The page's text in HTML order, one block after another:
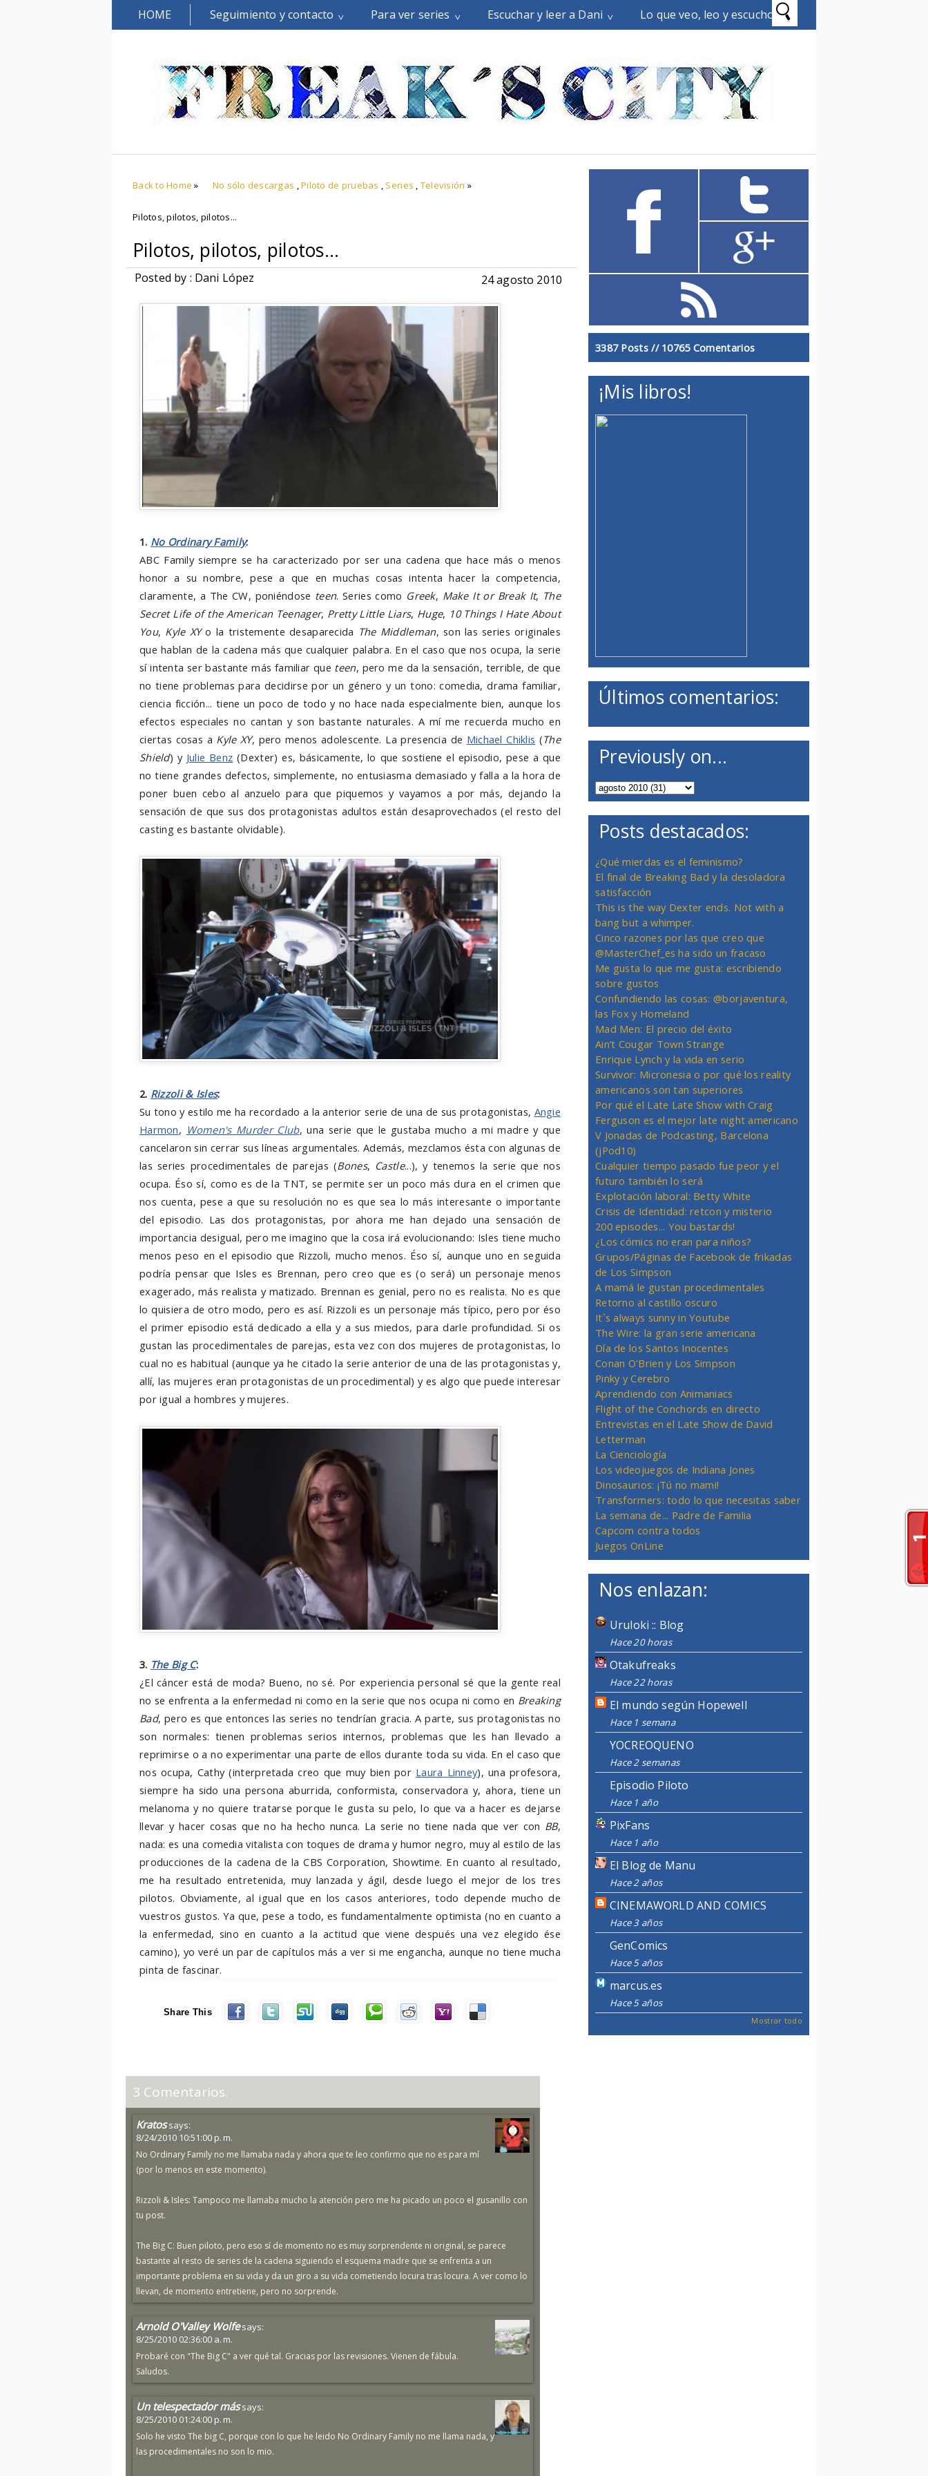
HOME Seguimiento y contacto Para ver series Escuchar y leer a Dani Lo que veo, leo y escucho
Back to Home » No sólo descargas ,Piloto de pruebas , Series ,Televisión »
Pilotos, pilotos, pilotos...
Pilotos, pilotos, pilotos...
Posted by : Dani López 24 agosto 2010
1. No Ordinary Family:
ABC Family siempre se ha caracterizado por ser una cadena que hace más o menos
honor a su nombre, pese a que en muchas cosas intenta hacer la competencia,
claramente, a The CW, poniéndose teen. Series como Greek, Make It or Break It, The
Secret Life of the American Teenager, Pretty Little Liars, Huge, 10 Things I Hate About
You, Kyle XYo la tristemente desaparecida The Middleman, son las series originales
que hablan de la cadena más que cualquier palabra. En el caso que nos ocupa, la serie
sí intenta ser bastante más familiar que teen, pero me da la sensación, terrible, de que
no tiene problemas para decidirse por un género y un tono: comedia, drama familiar,
ciencia ficción... tiene un poco de todo y no hace nada especialmente bien, aunque los
efectos especiales no cantan y son bastante naturales. A mí me recuerda mucho en
ciertas cosas a Kyle XY, pero menos adolescente. La presencia de Michael Chiklis (The
Shield) y Julie Benz (Dexter) es, básicamente, lo que sostiene el episodio, pese a que
no tiene grandes defectos, simplemente, no entusiasma demasiado y falla a la hora de
poner buen cebo al anzuelo para que piquemos y vayamos a por más, dejando la
sensación de que sus dos protagonistas adultos están desaprovechados (el resto del
casting es bastante olvidable).
2. Rizzoli & Isles:
Su tono y estilo me ha recordado a la anterior serie de una de sus protagonistas, Angie
Harmon, Women's Murder Club, una serie que le gustaba mucho a mi madre y que
cancelaron sin cerrar sus líneas argumentales. Además, mezclamos ésta con algunas de
las series procedimentales de parejas (Bones, Castle...), y tenemos la serie que nos
ocupa. Éso sí, como es de la TNT, se permite ser un poco más dura en el crimen que
nos cuenta, pese a que su resolución no es que sea lo más interesante o importante
del episodio. Las dos protagonistas, por ahora me han dejado una sensación de
importancia desigual, pero me imagino que la cosa irá evolucionando: Isles tiene mucho
menos peso en el episodio que Rizzoli, mucho menos. Éso sí, aunque uno en seguida
podría pensar que Isles es Brennan, pero creo que es (o será) un personaje menos
exagerado, más realista y matizado. Brennan es genial, pero no es realista. No es que
lo quisiera de otro modo, pero es así. Rizzoli es un personaje más típico, pero por éso
el primer episodio está dedicado a ella y a sus miedos, para darle profundidad. Si os
gustan las procedimentales de parejas, esta vez con dos mujeres de protagonistas, lo
cual no es habitual (aunque ya he citado la serie anterior de una de las protagonistas y,
allí, las mujeres eran protagonistas de un procedimental) y es algo que puede interesar
por igual a hombres y mujeres.
3. The Big C:
¿El cáncer está de moda? Bueno, no sé. Por experiencia personal sé que la gente real
no se enfrenta a la enfermedad ni como en la serie que nos ocupa ni como en Breaking
Bad, pero es que entonces las series no tendrían gracia. A parte, sus protagonistas no
son normales: tienen problemas serios internos, problemas que les han llevado a
reprimirse o a no experimentar una parte de ellos durante toda su vida. En el caso que
nos ocupa, Cathy (interpretada creo que muy bien por Laura Linney), una profesora,
siempre ha sido una persona aburrida, conformista, conservadora y, ahora, tiene un
melanoma y no quiere tratarse porque le gusta su pelo, lo que va a hacer es dejarse
llevar y hacer cosas que no ha hecho nunca. La serie no tiene nada que ver con BB,
nada: es una comedia vitalista con toques de drama y humor negro, muy al estilo de las
producciones de la cadena de la CBS Corporation, Showtime. En cuanto al resultado,
me ha resultado entretenida, muy lanzada y ágil, desde luego el mejor de los tres
pilotos. Obviamente, al igual que en los casos anteriores, todo depende mucho de
vuestros gustos. Ya que, pese a todo, es fundamentalmente optimista (no en cuanto a
la enfermedad, sino en cuanto a la actitud que viene después una vez elegido ése
camino), yo veré un par de capítulos más a ver si me engancha, aunque no tiene mucha
pinta de fascinar.
Share This
3 Comentarios.
Kratos says:
8/24/2010 10:51:00 p. m.
No Ordinary Family no me llamaba nada y ahora que te leo confirmo que no es para mí
(por lo menos en este momento).
Rizzoli & Isles: Tampoco me llamaba mucho la atención pero me ha picado un poco el gusanillo con
tu post.
The Big C: Buen piloto, pero eso sí de momento no es muy sorprendente ni original, se parece
bastante al resto de series de la cadena siguiendo el esquema madre que se enfrenta a un
importante problema en su vida y da un giro a su vida cometiendo locura tras locura. A ver como lo
llevan, de momento entretiene, pero no sorprende.
Arnold O'Valley Wolfe says:
8/25/2010 02:36:00 a. m.
Probaré con "The Big C" a ver qué tal. Gracias por las revisiones. Vienen de fábula.
Saludos.
Un telespectador más says:
8/25/2010 01:24:00 p. m.
Solo he visto The big C, porque con lo que he leido No Ordinary Family no me llama nada, y
las procedimentales no son lo mio.
3387 Posts // 10765 Comentarios
¡Mis libros!
Últimos comentarios:
Previously on...
Posts destacados:
¿Qué mierdas es el feminismo?
El final de Breaking Bad y la desoladora
satisfacción
This is the way Dexter ends. Not with a
bang but a whimper.
Cinco razones por las que creo que
@MasterChef_es ha sido un fracaso
Me gusta lo que me gusta: escribiendo
sobre gustos
Confundiendo las cosas: @borjaventura,
las Fox y Homeland
Mad Men: El precio del éxito
Ain’t Cougar Town Strange
Enrique Lynch y la vida en serio
Survivor: Micronesia o por qué los reality
americanos son tan superiores
Por qué el Late Late Show with Craig
Ferguson es el mejor late night americano
V Jonadas de Podcasting, Barcelona
(jPod10)
Cualquier tiempo pasado fue peor y el
futuro también lo será
Explotación laboral: Betty White
Crisis de Identidad: retcon y misterio
200 episodes... You bastards!
¿Los cómics no eran para niños?
Grupos/Páginas de Facebook de frikadas
de Los Simpson
A mamá le gustan procedimentales
Retorno al castillo oscuro
It´s always sunny in Youtube
The Wire: la gran serie americana
Día de los Santos Inocentes
Conan O'Brien y Los Simpson
Pinky y Cerebro
Aprendiendo con Animaniacs
Flight of the Conchords en directo
Entrevistas en el Late Show de David
Letterman
La Cienciología
Los videojuegos de Indiana Jones
Dinosaurios: ¡Tú no mami!
Transformers: todo lo que necesitas saber
La semana de... Padre de Familia
Capcom contra todos
Juegos OnLine
Nos enlazan:
Uruloki :: Blog
Hace 20 horas
Otakufreaks
Hace 22 horas
El mundo según Hopewell
Hace 1 semana
YOCREOQUENO
Hace 2 semanas
Episodio Piloto
Hace 1 año
PixFans
Hace 1 año
El Blog de Manu
Hace 2 años
CINEMAWORLD AND COMICS
Hace 3 años
GenComics
Hace 5 años
marcus.es
Hace 5 años
Mostrar todo